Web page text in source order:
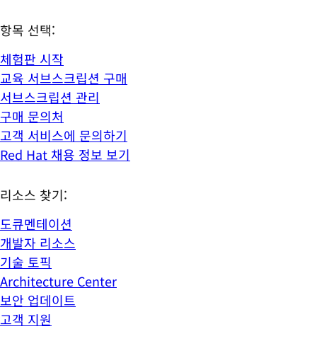
항목 선택:
체험판 시작
교육 서브스크립션 구매
서브스크립션 관리
구매 문의처
고객 서비스에 문의하기
Red Hat 채용 정보 보기
리소스 찾기:
도큐멘테이션
개발자 리소스
기술 토픽
Architecture Center
보안 업데이트
고객 지원